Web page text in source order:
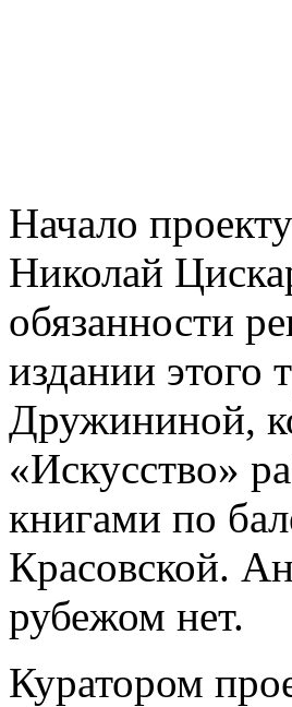
Начало
Николай
обязанности
издании этого
Дружининой,
«Искусство»
книгами по
Красовской.
рубежом нет.
Куратором